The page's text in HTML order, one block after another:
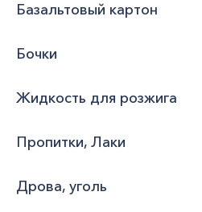
Базальтовый картон
Бочки
Жидкость для розжига
Пропитки, Лаки
Дрова, уголь